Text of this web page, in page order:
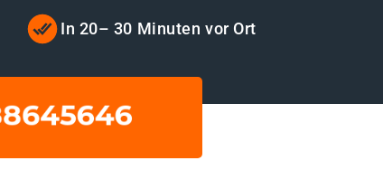
In 20– 30 Minuten vor Ort